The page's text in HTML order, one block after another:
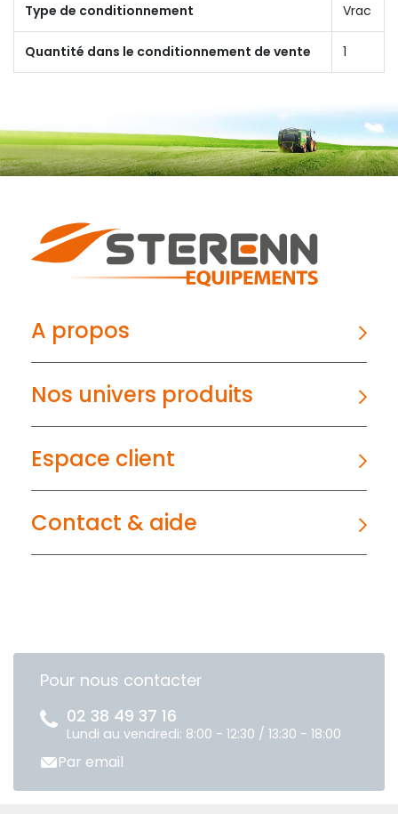
Type de conditionnement Vrac
Quantité dans le conditionnement de vente 1
A propos
Nos univers produits
Espace client
Contact & aide
Pour nous contacter
02 38 49 37 16
Lundi au vendredi: 8:00 - 12:30 / 13:30 - 18:00
Par email